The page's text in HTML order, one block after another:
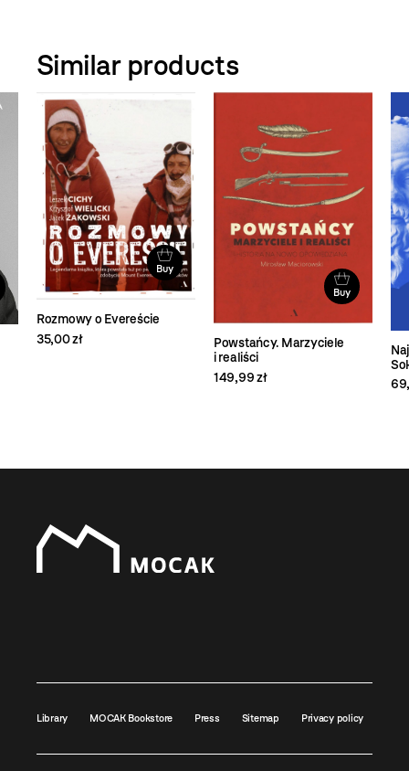
Similar products
Buy
Rozmowy o Evereście
35,00 zł
Buy
Powstańcy. Marzyciele
i realiści
149,99 zł
Library MOCAK Bookstore Press Sitemap Privacy policy